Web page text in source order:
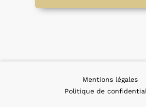
Mentions légales
Politique de